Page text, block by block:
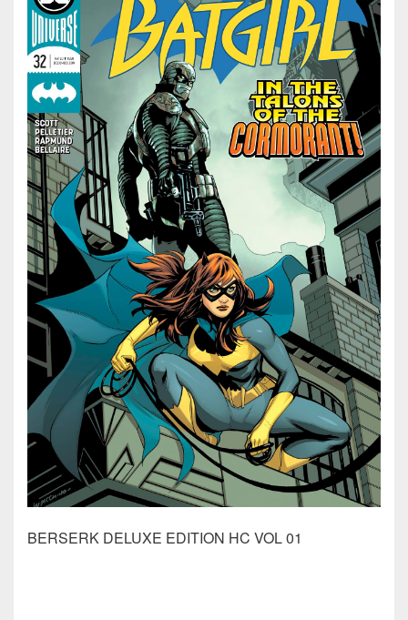
BERSERK DELUXE EDITION HC VOL 01